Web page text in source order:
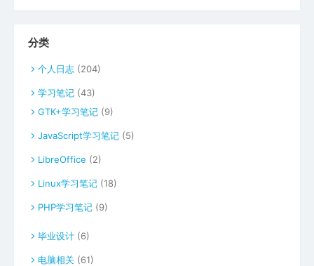
分类
个人日志 (204)
学习笔记 (43)
GTK+学习笔记 (9)
JavaScript学习笔记 (5)
LibreOffice (2)
Linux学习笔记 (18)
PHP学习笔记 (9)
毕业设计 (6)
电脑相关 (61)